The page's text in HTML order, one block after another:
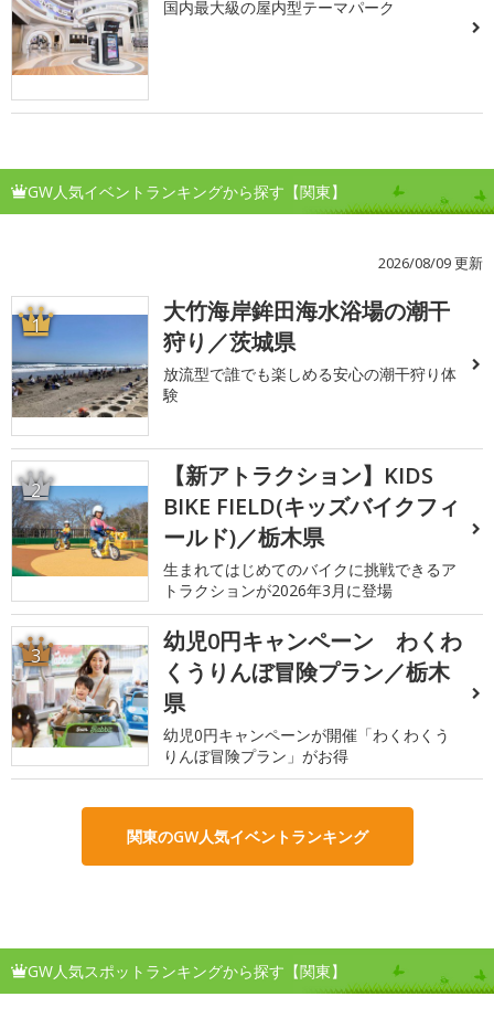
国内最大級の屋内型テーマパーク
GW人気イベントランキングから探す【関東】
2026/08/09 更新
1
大竹海岸鉾田海水浴場の潮干
狩り／茨城県
放流型で誰でも楽しめる安心の潮干狩り体
験
2
【新アトラクション】KIDS
BIKE FIELD(キッズバイクフィ
ールド)／栃木県
生まれてはじめてのバイクに挑戦できるア
トラクションが2026年3月に登場
3
幼児0円キャンペーン わくわ
くうりんぼ冒険プラン／栃木
県
幼児0円キャンペーンが開催「わくわくう
りんぼ冒険プラン」がお得
関東のGW人気イベントランキング
GW人気スポットランキングから探す【関東】